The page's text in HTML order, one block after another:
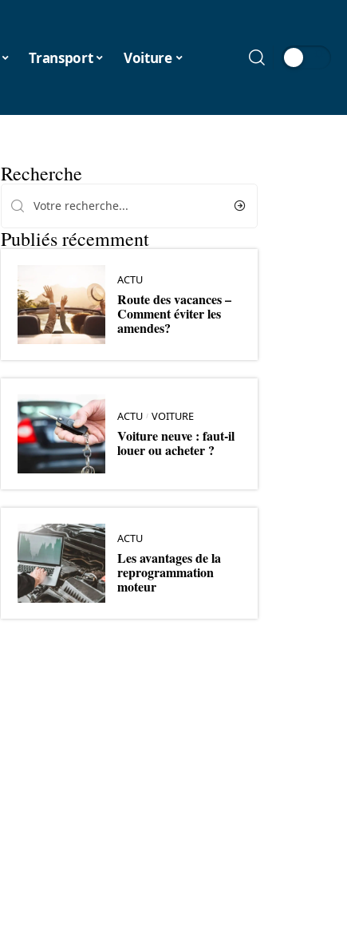
Transport Voiture
Recherche
Publiés récemment
ACTU
Route des vacances –
Comment éviter les
amendes?
ACTU VOITURE
Voiture neuve : faut-il
louer ou acheter ?
ACTU
Les avantages de la
reprogrammation
moteur